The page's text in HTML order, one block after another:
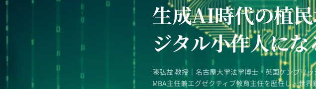
生成AI時代の植
ジタル小作人に
陳弘益 教授｜名古屋大学法学博士。英国ケンブリ
MBA主任兼エグゼクティブ教育主任を歴任し、世